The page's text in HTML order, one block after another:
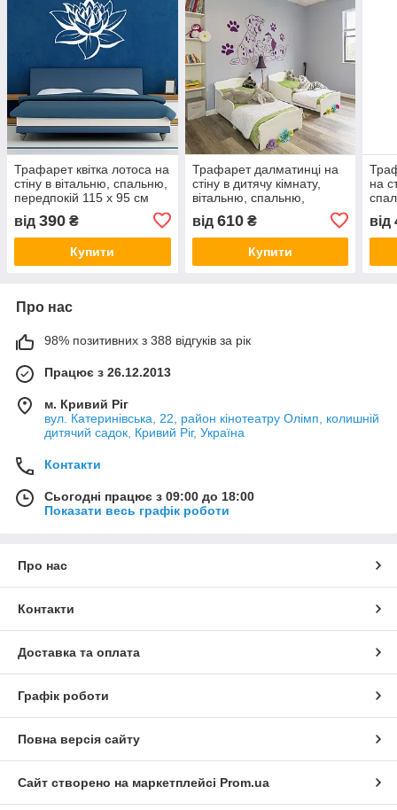
Трафарет квітка лотоса на
стіну в вітальню, спальню,
передпокій 115 х 95 см
самоклеючий
від 390 ₴
Купити
Трафарет далматинці на
стіну в дитячу кімнату,
вітальню, спальню,
передпокій одноразовий
самоклеючий
від 610₴
Купити
на
від
Про нас
98% позитивних з 388 відгуків за рік
Працює з 26.12.2013
м. Кривий Ріг
вул. Катеринівська, 22, район кінотеатру Олімп, колишній
дитячий садок, Кривий Ріг, Україна
Контакти
Сьогодні працює з 09:00 до 18:00
Показати весь графік роботи
Про нас
Контакти
Доставка та оплата
Графік роботи
Повна версія сайту
Сайт створено на маркетплейсі Prom.ua